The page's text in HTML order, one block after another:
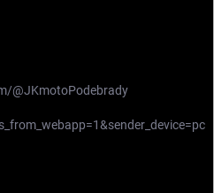
@JKmotoPodebrady